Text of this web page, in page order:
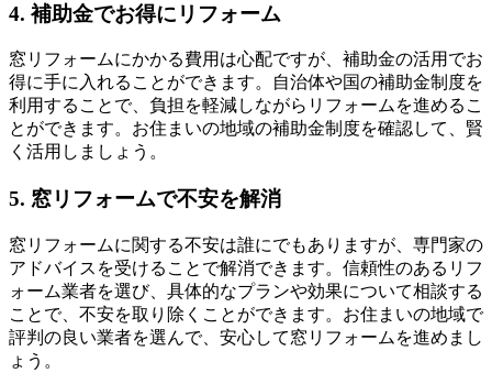
4. 補助金でお得にリフォーム
窓リフォームにかかる費用は心配ですが、補助金の活用でお
得に手に入れることができます。自治体や国の補助金制度を
利用することで、負担を軽減しながらリフォームを進めるこ
とができます。お住まいの地域の補助金制度を確認して、賢
く活用しましょう。
5. 窓リフォームで不安を解消
窓リフォームに関する不安は誰にでもありますが、専門家の
アドバイスを受けることで解消できます。信頼性のあるリフ
ォーム業者を選び、具体的なプランや効果について相談する
ことで、不安を取り除くことができます。お住まいの地域で
評判の良い業者を選んで、安心して窓リフォームを進めまし
ょう。